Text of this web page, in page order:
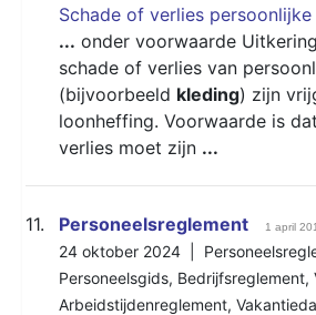
Schade of verlies persoonlijke
... onder voorwaarde
schade of verlies van
(bijvoorbeeld kleding) zijn
loonheffing. Voorwaarde is
verlies moet zijn ...
11. Personeelsreglement 1 april
24 oktober 2024 |
Personeelsgids, Bedrijfsreglement,
Arbeidstijdenreglement,